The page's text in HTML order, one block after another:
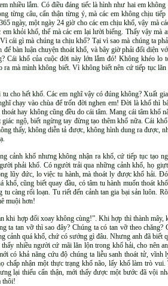
nhiều lắm. Có điều đáng tiếc là hình như hai em
từng câu, cẩn thận từng ý, mà các em không chịu
ngày, một ngày 24 giờ cho các em chịu khổ, vậy mà
khỏi khổ, thế mà các em lại lười biếng. Thấy vậy mà
cái gì mà chúng ta chịu khổ? Tại vì sao mà chúng ta
bàn luận chuyện thoát khổ, và bây giờ phải đối diện
Cái khổ của cuộc đời này lớn lắm đó! Không khéo lo
ra mà mình không biết. Vì không biết nên cứ tiếp tục
cho hết khổ. Các em nghĩ vậy có đúng không? Xuất
chạy vào chùa để trốn đời nghen em! Đời là khổ thì
hay không cũng đều do cái tâm. Mang cái tâm khổ
ngộ, biết ngừng tay đừng tạo thêm khổ nữa. Cái
thấy, không diễn tả được, không hình dung ra được,
cảnh khổ nhưng không nhận ra khổ, cứ tiếp tục tạo
phải khổ. Có người trải qua những cảnh khổ, họ
lũy đức, lo việc tu hành, mà thoát ly được khổ hải.
khổ, cũng biết quay đầu, có tâm tu hành muốn thoát
càng rối loạn. Tu riết đến cảnh tan gia bại sản luôn.
muội hơn!
khi hợp đổi xoay không cùng!”. Khi hợp thì thành
ta tan vỡ thì sao đây? Chúng ta có tan vỡ theo chăng?
cảnh quá khổ, chứ có sướng gì đâu. Nhưng anh đã biết
nhiều người cứ mãi lăn lộn trong khổ hải, cho nên
có khả năng cứu độ chúng ta liễu sanh thoát tử,
chấp nhận một thực trạng khổ não, lấy khổ làm trò
lại thiếu cẩn thận, mới thấy được một bước đã vội
thôi!